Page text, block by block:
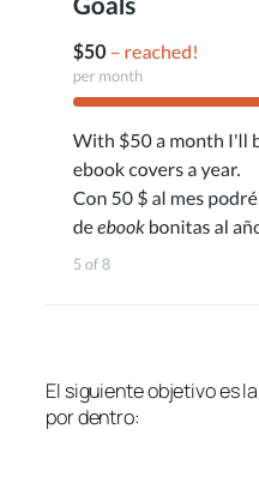
El siguiente objetivo es
por dentro: